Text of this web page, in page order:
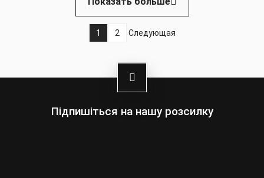
Текущая
1
Страница
2
Следующая
Следующая
Підпишіться на нашу розсилку